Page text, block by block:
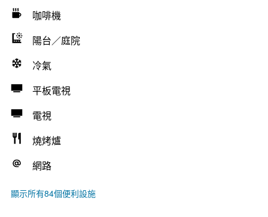
咖啡機
陽台／庭院
冷氣
平板電視
電視
燒烤爐
網路
顯示所有84個便利設施